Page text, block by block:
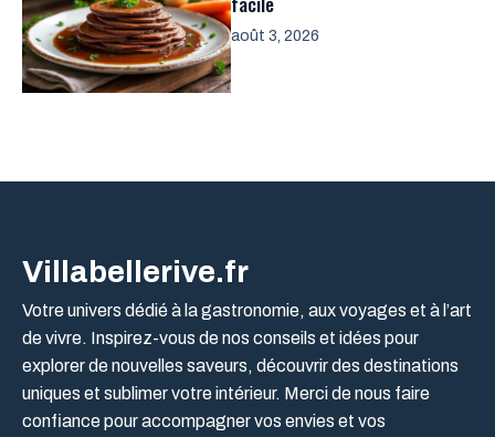
août 3, 2026
Villabellerive.fr
Votre univers dédié à la gastronomie, aux voyages et à l’art
de vivre. Inspirez-vous de nos conseils et idées pour
explorer de nouvelles saveurs, découvrir des destinations
uniques et sublimer votre intérieur. Merci de nous faire
confiance pour accompagner vos envies et vos